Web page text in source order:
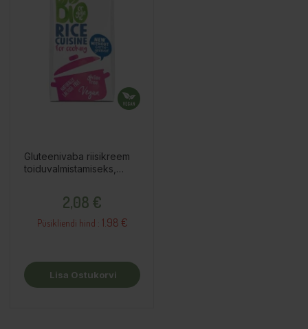
Gluteenivaba riisikreem
toiduvalmistamiseks,
2,08 €
Püsikliendi hind : 1.98 €
Lisa Ostukorvi